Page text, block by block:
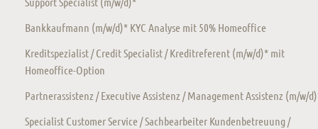
Bankkaufmann (m/w/d)* KYC Analyse mit 50% Homeoffice
Kreditspezialist / Credit Specialist / Kreditreferent (m/w/d)* mit
Homeoffice-Option
Partnerassistenz / Executive Assistenz / Management Assistenz (m/w/
Specialist Customer Service / Sachbearbeiter Kundenbetreuung /